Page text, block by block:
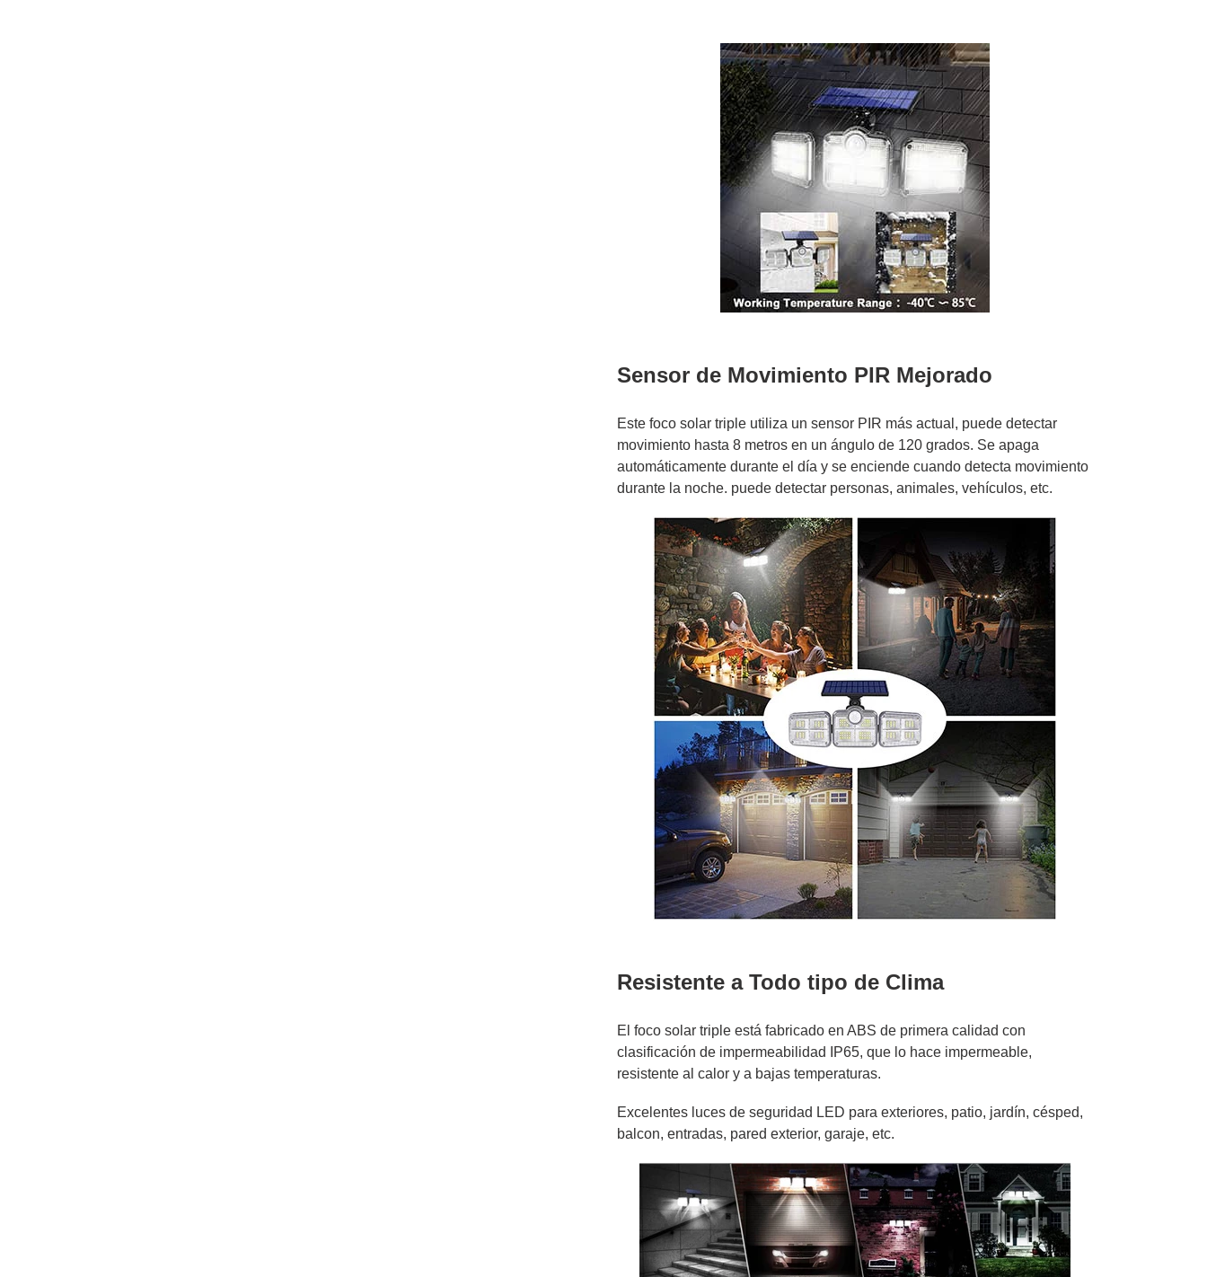
Sensor de Movimiento PIR Mejorado
Este foco solar triple utiliza un sensor PIR más actual, puede detectar
movimiento hasta 8 metros en un ángulo de 120 grados. Se apaga
automáticamente durante el día y se enciende cuando detecta movimiento
durante la noche. puede detectar personas, animales, vehículos, etc.
Resistente a Todo tipo de Clima
El foco solar triple está fabricado en ABS de primera calidad con
clasificación de impermeabilidad IP65, que lo hace impermeable,
resistente al calor y a bajas temperaturas.
Excelentes luces de seguridad LED para exteriores, patio, jardín, césped,
balcon, entradas, pared exterior, garaje, etc.